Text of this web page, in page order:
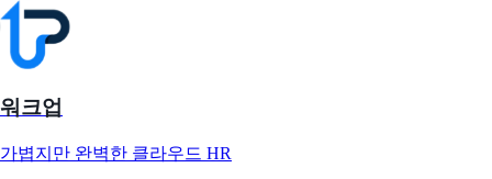
워크업
가볍지만 완벽한 클라우드 HR